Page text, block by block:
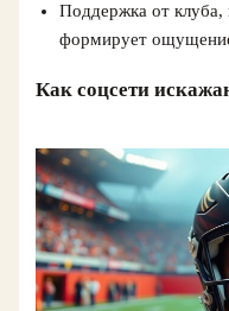
Поддержка от клуба,
формирует
Как соцсети